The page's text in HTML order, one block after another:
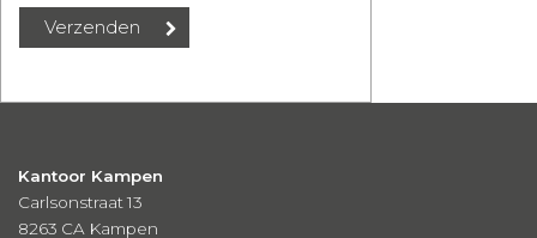
Kantoor Kampen
Carlsonstraat 13
8263 CA Kampen